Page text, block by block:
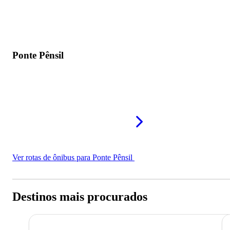
Ponte Pênsil
Ver rotas de ônibus para Ponte Pênsil
Destinos mais procurados